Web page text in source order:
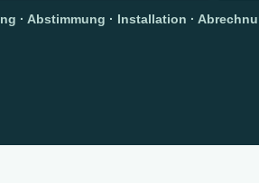
· Abstimmung · Installation ·